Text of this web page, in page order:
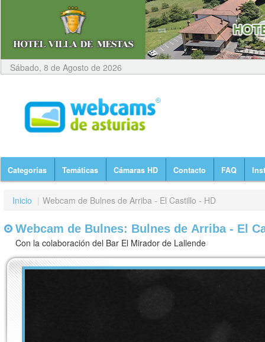
Sábado, 8 de Agosto de 2026
Categorías Temáticas Cámaras HD Contacto FAQ
Inicio | Webcam de Bulnes de Arriba - El Castillo - HD
Webcam de Bulnes: Bulnes de Arriba - El
Con la colaboración del Bar El Mirador de Lallende